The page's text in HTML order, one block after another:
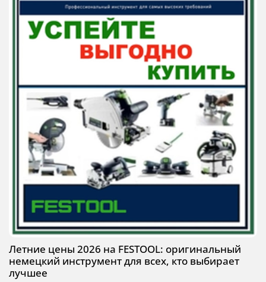
Летние цены 2026 на FESTOOL: оригинальный
немецкий инструмент для всех, кто выбирает
лучшее